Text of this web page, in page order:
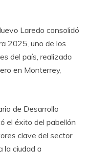
Laredo consolidó
2025, uno de los
del país, realizado
en Monterrey,
de Desarrollo
el éxito del pabellón
clave del sector
la ciudad a